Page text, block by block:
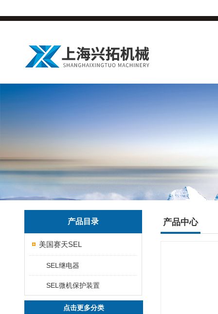
产品目录
美国赛天SEL
SEL继电器
SEL微机保护装置
点击更多分类
产品中心